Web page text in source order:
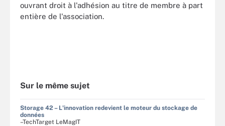
ouvrant droit à l'adhésion au titre de membre à part
entière de l'association.
Sur le même sujet
Storage 42 – L'innovation redevient le moteur du stockage de
données
–TechTarget LeMagIT